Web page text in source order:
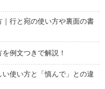
行と宛の使い方や裏面の書
例文つきで解説！
い使い方と「慎んで」との違